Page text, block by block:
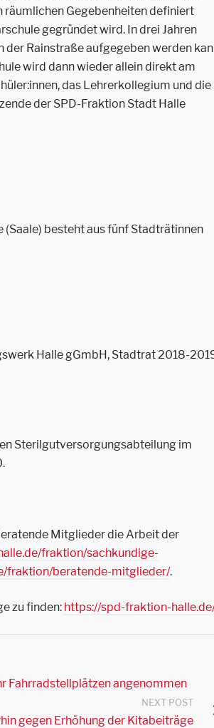
räumlichen Gegebenheiten definiert
gegründet wird. In drei Jahren
der Rainstraße aufgegeben werden
wird dann wieder allein direkt am
das Lehrerkollegium und die
der SPD-Fraktion Stadt Halle
(Saale) besteht aus fünf Stadträtinnen
Halle gGmbH, Stadtrat 2018-
Sterilgutversorgungsabteilung im
Mitglieder die Arbeit der
fraktion/sachkundige-
fraktion/beratende-mitglieder/.
zu finden: https://spd-fraktion-
Fahrradstellplätzen angenommen
NEXT POST
gegen Erhöhung der Kitabeiträge